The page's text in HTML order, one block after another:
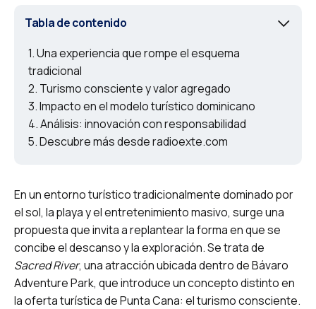
Tabla de contenido
Una experiencia que rompe el esquema
tradicional
Turismo consciente y valor agregado
Impacto en el modelo turístico dominicano
Análisis: innovación con responsabilidad
Descubre más desde radioexte.com
En un entorno turístico tradicionalmente dominado por
el sol, la playa y el entretenimiento masivo, surge una
propuesta que invita a replantear la forma en que se
concibe el descanso y la exploración. Se trata de
Sacred River, una atracción ubicada dentro de Bávaro
Adventure Park, que introduce un concepto distinto en
la oferta turística de Punta Cana: el turismo consciente.